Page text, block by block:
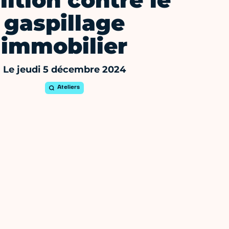
gaspillage
immobilier
Le jeudi 5 décembre 2024
Ateliers